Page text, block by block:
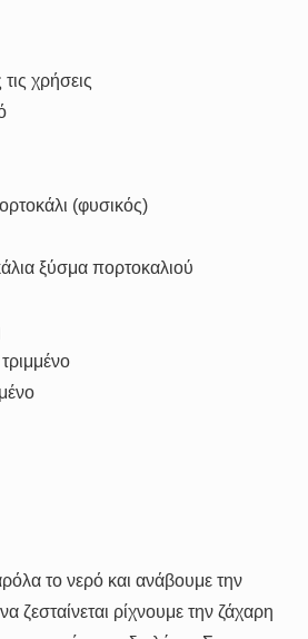
χρήσεις
(φυσικός)
ξύσμα πορτοκαλιού
το νερό και ανάβουμε την
ζεσταίνεται ρίχνουμε την ζάχαρη